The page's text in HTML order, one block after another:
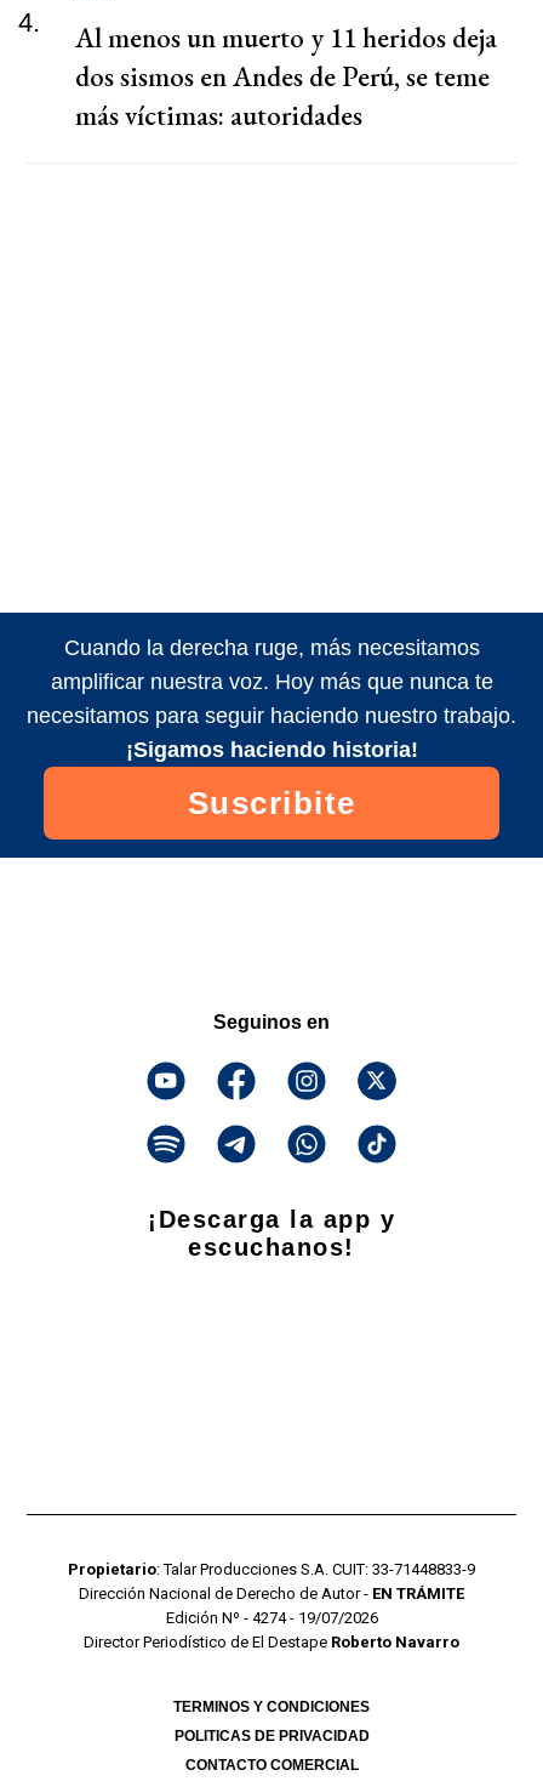
4.
Al menos un muerto y 11 heridos deja
dos sismos en Andes de Perú, se teme
más víctimas: autoridades
Cuando la derecha ruge, más necesitamos
amplificar nuestra voz. Hoy más que nunca te
necesitamos para seguir haciendo nuestro trabajo.
¡Sigamos haciendo historia!
Suscribite
Seguinos en
¡Descarga la app y
escuchanos!
Propietario: Talar Producciones S.A. CUIT: 33-71448833-9
Dirección Nacional de Derecho de Autor - EN TRÁMITE
Edición Nº - 4274 - 19/07/2026
Director Periodístico de El Destape Roberto Navarro
TERMINOS Y CONDICIONES
POLITICAS DE PRIVACIDAD
CONTACTO COMERCIAL